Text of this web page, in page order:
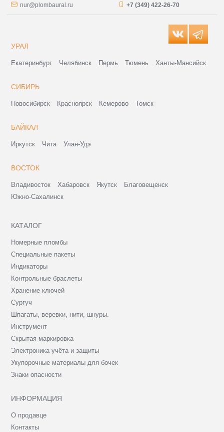
nur@plombaural.ru +7 (349) 422-26-70
УРАЛ
Екатеринбург Челябинск Пермь Тюмень Ханты-Мансийск
СИБИРЬ
Новосибирск Красноярск Кемерово Томск
БАЙКАЛ
Иркутск Чита Улан-Удэ
ВОСТОК
Владивосток Хабаровск Якутск
Благовещенск
Южно-Сахалинск
КАТАЛОГ
Номерные пломбы
Специальные пакеты
Индикаторы
Контрольные браслеты
Хранение ключей
Сургуч
Шпагаты, веревки, нити, шнуры.
Инструмент
Скрытая маркировка
Электроника учёта и защиты
Укупорочные материалы для бочек
Знаки опасности
ИНФОРМАЦИЯ
О продавце
Контакты